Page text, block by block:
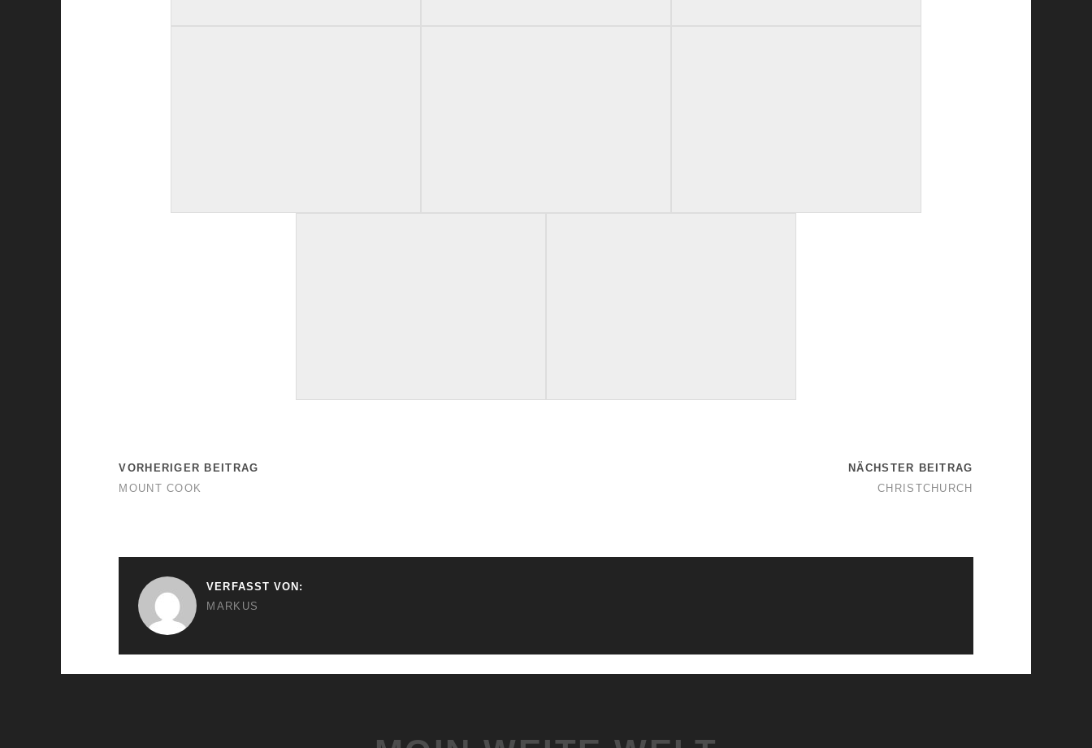
VORHERIGER BEITRAG
MOUNT COOK
NÄCHSTER BEITRAG
CHRISTCHURCH
VERFASST VON:
MARKUS